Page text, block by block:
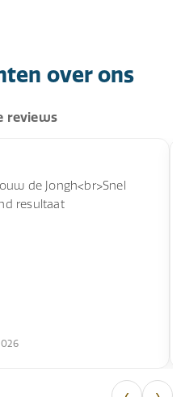
over ons
reviews
de Jongh<br>Snel
resultaat